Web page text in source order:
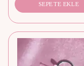
SEPETE EKLE